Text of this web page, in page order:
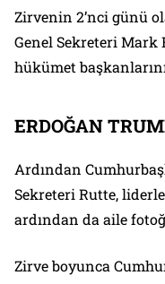
Zirvenin 2’nci günü
Genel Sekreteri
hükümet
ERDOĞAN
Ardından
Sekreteri Rutte,
ardından da aile
Zirve boyunca